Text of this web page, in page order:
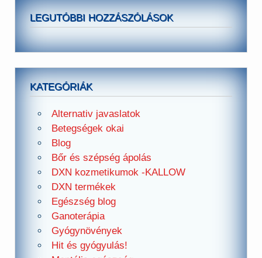
LEGUTÓBBI HOZZÁSZÓLÁSOK
KATEGÓRIÁK
Alternativ javaslatok
Betegségek okai
Blog
Bőr és szépség ápolás
DXN kozmetikumok -KALLOW
DXN termékek
Egészség blog
Ganoterápia
Gyógynövények
Hit és gyógyulás!